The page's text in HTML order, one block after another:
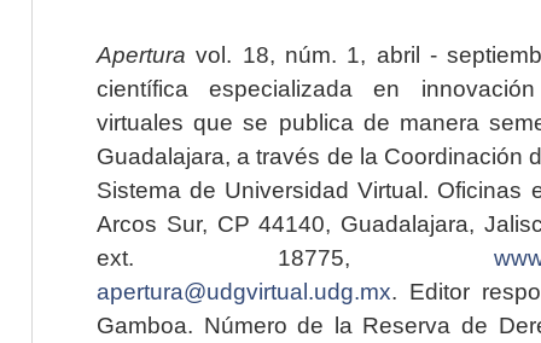
Apertura vol. 18, núm. 1, abril -
científica especializada en
virtuales que se publica de manera
Guadalajara, a través de la Coordinación
Sistema de Universidad Virtual. Oficinas
Arcos Sur, CP 44140, Guadalajara,
ext. 18775,
apertura@udgvirtual.udg.mx. Editor
Gamboa. Número de la Reserva de